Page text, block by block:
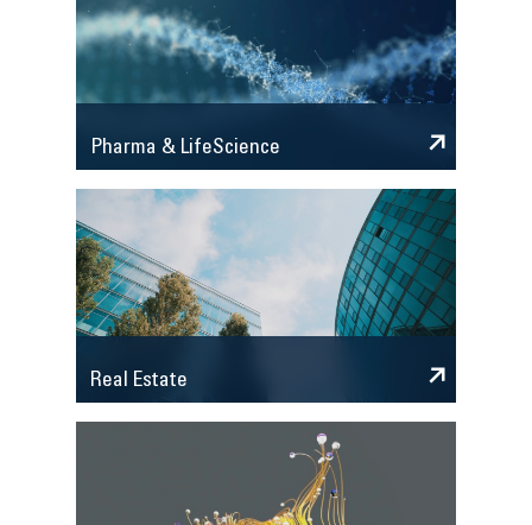
Pharma & LifeScience
Real Estate